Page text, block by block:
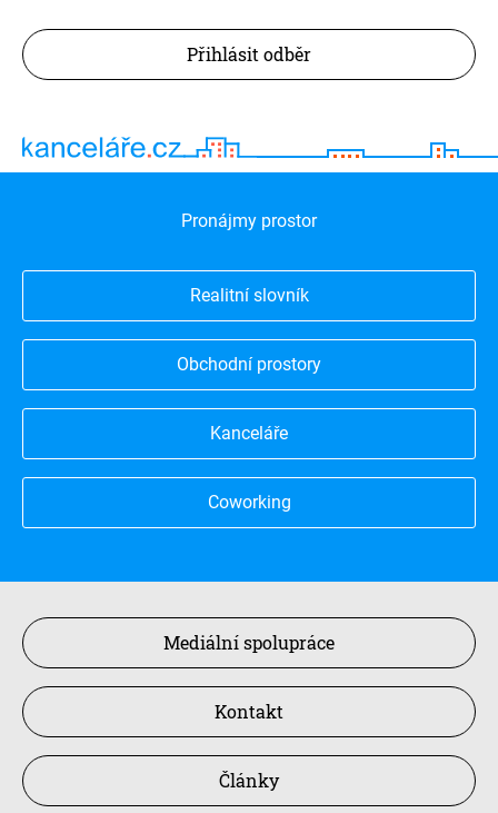
Přihlásit odběr
Pronájmy prostor
Realitní slovník
Obchodní prostory
Kanceláře
Coworking
Mediální spolupráce
Kontakt
Články